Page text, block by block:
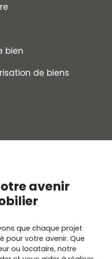
bien
de biens
avenir
que chaque projet
pour votre avenir. Que
ou locataire, notre